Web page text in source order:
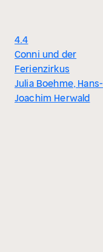
4.4
Conni und der
Ferienzirkus
Julia Boehme, Hans-
Joachim Herwald